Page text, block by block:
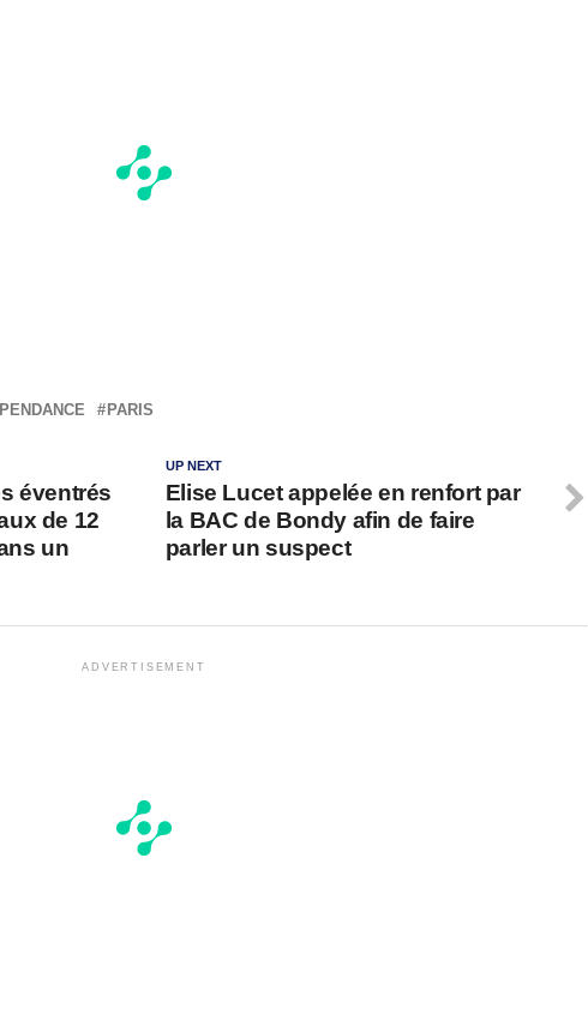
PARIS
UP NEXT
Elise Lucet appelée en renfort par
la BAC de Bondy afin de faire
parler un suspect
éventrés
de 12
un
ADVERTISEMENT